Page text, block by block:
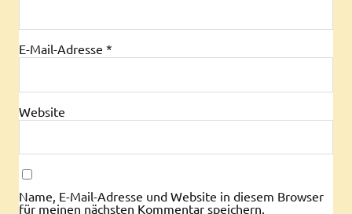
E-Mail-Adresse *
Website
Name, E-Mail-Adresse und Website in diesem Browser
für meinen nächsten Kommentar speichern.